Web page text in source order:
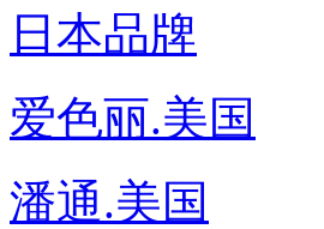
日本品牌
爱色丽.美国
潘通.美国